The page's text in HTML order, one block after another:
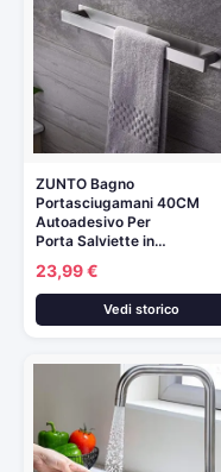
ZUNTO Bagno
Portasciugamani 40CM
Autoadesivo Per
Porta Salviette in…
23,99 €
Vedi storico